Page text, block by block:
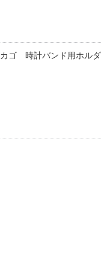
ゴ 時計バンド用ホルダ